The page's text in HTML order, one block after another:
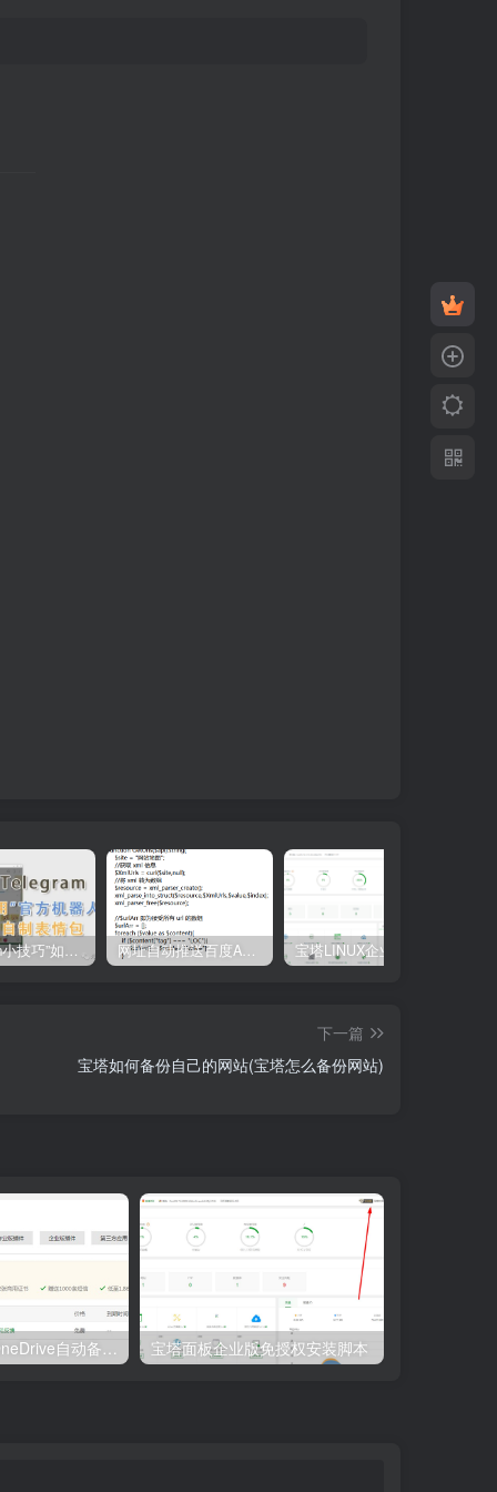
“Telegram小技巧”如何利用官方机器人自制表情包 网址自动推送百度API源码(PHP源码)(百度php推送源代码)
下一篇
宝塔如何备份自己的网站(宝塔怎么备份网站)
宝塔面板微软OneDrive自动备份网站教程 宝塔面板企业版免授权安装脚本